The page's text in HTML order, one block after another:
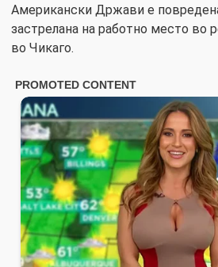
Американски Држави е
застрелана на работно место во
во Чикаго.